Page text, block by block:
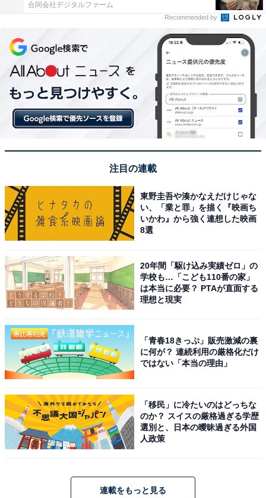
ゼンハイザー「IE 200 シルバー」
【Amazon.co.jp限定】ゼンハイザー（Sennheiser） イ
ヤホン 有線 IE 200 シルバー ダイナミック カナル型 オー
ディオファイル ゲーミング TrueResponseトランスデュ
ーサー ブレードケーブル イヤーフック イヤフォン デュア
Amazonで見る
ゼンハイザー「AMBEO Soundbar Mini」
【Amazon.co.jp限定品】ゼンハイザー(Sennheiser)
AMBEO Soundbar Mini +エージング音源セット アンビ
オ サウンドバー ミニ 7.1.4ch Dolby Atmos 内蔵デュアル
サブウーファー コンパクト【国内正規品】
Amazonで見る
ゼンハイザー「IE 200 ブラック」
合同会社デジタルファーム
Recommended by
注目の連載
東野圭吾や湊かなえだけじゃな
い、「業と罪」を描く『映画ち
いかわ』から強く連想した映画
8選
20年間「駆け込み実績ゼロ」の
学校も…「こども110番の家」
は本当に必要？ PTAが直面する
理想と現実
「青春18きっぷ」販売激減の裏
に何が？ 連続利用の厳格化だけ
ではない「本当の理由」
「移民」に冷たいのはどっちな
のか？ スイスの厳格過ぎる学歴
選別と、日本の曖昧過ぎる外国
人政策
連載をもっと見る